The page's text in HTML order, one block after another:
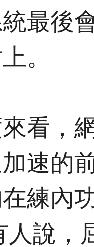
最後
。
看，
速的
練內
人說，